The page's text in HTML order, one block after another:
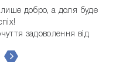
Law Office,
добро, а доля буде
задоволення від
...